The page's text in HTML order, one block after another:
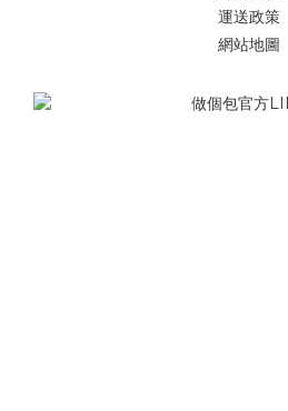
運送政策
網站地圖